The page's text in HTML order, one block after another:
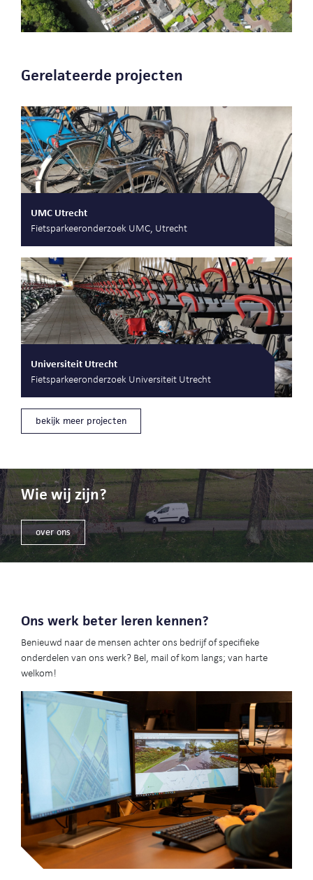
Gerelateerde projecten
UMC Utrecht
Fietsparkeeronderzoek UMC, Utrecht
Universiteit Utrecht
Fietsparkeeronderzoek Universiteit Utrecht
bekijk meer projecten
Wie wij zijn?
over ons
Ons werk beter leren kennen?
Benieuwd naar de mensen achter ons bedrijf of specifieke
onderdelen van ons werk? Bel, mail of kom langs; van harte
welkom!